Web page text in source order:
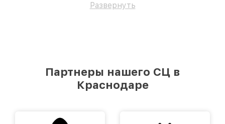
Развернуть
Партнеры нашего СЦ в
Краснодаре